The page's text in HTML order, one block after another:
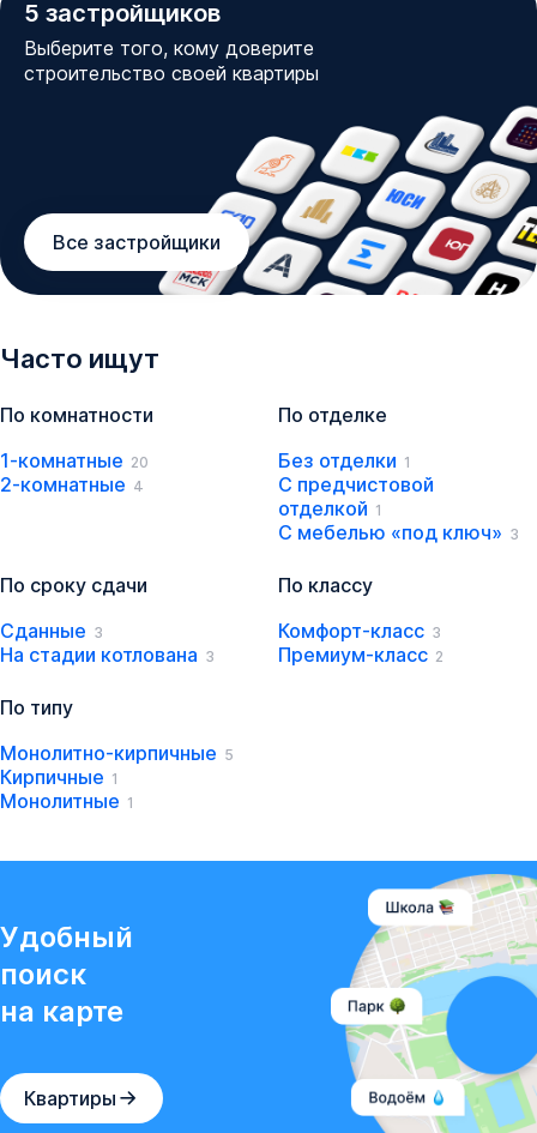
5 застройщиков
Выберите того, кому доверите
строительство своей квартиры
Все застройщики
Часто ищут
По комнатности
1-комнатные 20
2-комнатные 4
По отделке
Без отделки 1
С предчистовой
отделкой 1
С мебелью «под ключ» 3
По сроку сдачи
Сданные 3
На стадии котлована 3
По классу
Комфорт-класс 3
Премиум-класс 2
По типу
Монолитно-кирпичные 5
Кирпичные 1
Монолитные 1
Удобный
поиск
на карте
Квартиры